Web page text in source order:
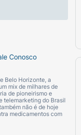
Conosco
Belo Horizonte, a
mix de milhares de
de pioneirismo e
telemarketing do Brasil
não é de hoje
medicamentos com